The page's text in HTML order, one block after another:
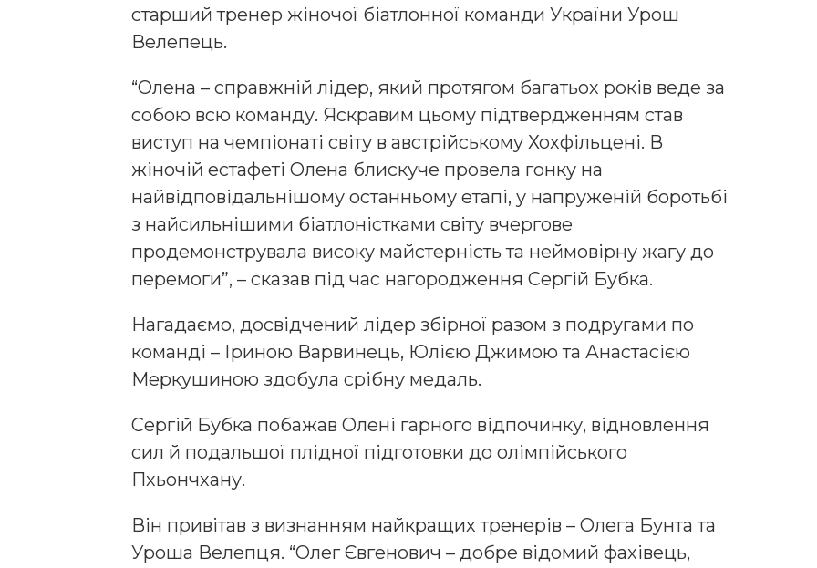
старший тренер жіночої біатлонної команди України Урош
Велепець.
“Олена – справжній лідер, який протягом багатьох років веде за
собою всю команду. Яскравим цьому підтвердженням став
виступ на чемпіонаті світу в австрійському Хохфільцені. В
жіночій естафеті Олена блискуче провела гонку на
найвідповідальнішому останньому етапі, у напруженій боротьбі
з найсильнішими біатлоністками світу вчергове
продемонструвала високу майстерність та неймовірну жагу до
перемоги”, – сказав під час нагородження Сергій Бубка.
Нагадаємо, досвідчений лідер збірної разом з подругами по
команді – Іриною Варвинець, Юлією Джимою та Анастасією
Меркушиною здобула срібну медаль.
Сергій Бубка побажав Олені гарного відпочинку, відновлення
сил й подальшої плідної підготовки до олімпійського
Пхьончхану.
Він привітав з визнанням найкращих тренерів – Олега Бунта та
Уроша Велепця. “Олег Євгенович – добре відомий фахівець,